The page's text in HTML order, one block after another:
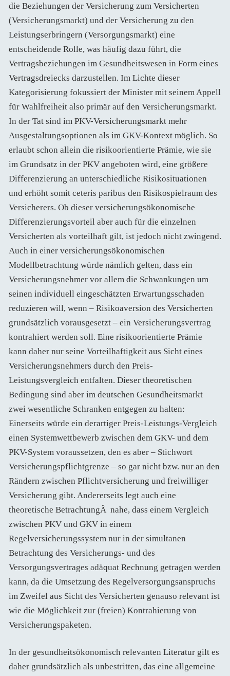
die Beziehungen der Versicherung zum Versicherten
(Versicherungsmarkt) und der Versicherung zu den
Leistungserbringern (Versorgungsmarkt) eine
entscheidende Rolle, was häufig dazu führt, die
Vertragsbeziehungen im Gesundheitswesen in Form eines
Vertragsdreiecks darzustellen. Im Lichte dieser
Kategorisierung fokussiert der Minister mit seinem Appell
für Wahlfreiheit also primär auf den Versicherungsmarkt.
In der Tat sind im PKV-Versicherungsmarkt mehr
Ausgestaltungsoptionen als im GKV-Kontext möglich. So
erlaubt schon allein die risikoorientierte Prämie, wie sie
im Grundsatz in der PKV angeboten wird, eine größere
Differenzierung an unterschiedliche Risikosituationen
und erhöht somit ceteris paribus den Risikospielraum des
Versicherers. Ob dieser versicherungsökonomische
Differenzierungsvorteil aber auch für die einzelnen
Versicherten als vorteilhaft gilt, ist jedoch nicht zwingend.
Auch in einer versicherungsökonomischen
Modellbetrachtung würde nämlich gelten, dass ein
Versicherungsnehmer vor allem die Schwankungen um
seinen individuell eingeschätzten Erwartungsschaden
reduzieren will, wenn – Risikoaversion des Versicherten
grundsätzlich vorausgesetzt – ein Versicherungsvertrag
kontrahiert werden soll. Eine risikoorientierte Prämie
kann daher nur seine Vorteilhaftigkeit aus Sicht eines
Versicherungsnehmers durch den Preis-
Leistungsvergleich entfalten. Dieser theoretischen
Bedingung sind aber im deutschen Gesundheitsmarkt
zwei wesentliche Schranken entgegen zu halten:
Einerseits würde ein derartiger Preis-Leistungs-Vergleich
einen Systemwettbewerb zwischen dem GKV- und dem
PKV-System voraussetzen, den es aber – Stichwort
Versicherungspflichtgrenze – so gar nicht bzw. nur an den
Rändern zwischen Pflichtversicherung und freiwilliger
Versicherung gibt. Andererseits legt auch eine
theoretische BetrachtungÂ nahe, dass einem Vergleich
zwischen PKV und GKV in einem
Regelversicherungssystem nur in der simultanen
Betrachtung des Versicherungs- und des
Versorgungsvertrages adäquat Rechnung getragen werden
kann, da die Umsetzung des Regelversorgungsanspruchs
im Zweifel aus Sicht des Versicherten genauso relevant ist
wie die Möglichkeit zur (freien) Kontrahierung von
Versicherungspaketen.
In der gesundheitsökonomisch relevanten Literatur gilt es
daher grundsätzlich als unbestritten, das eine allgemeine